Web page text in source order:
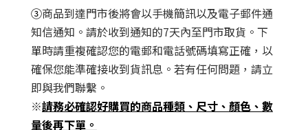
③商品到達門市後將會以手機簡訊以及電子郵件通
知信通知。請於收到通知的7天內至門市取貨。下
單時請重複確認您的電郵和電話號碼填寫正確，以
確保您能準確接收到貨訊息。若有任何問題，請立
即與我們聯繫。
※請務必確認好購買的商品種類、尺寸、顏色、數
量後再下單。